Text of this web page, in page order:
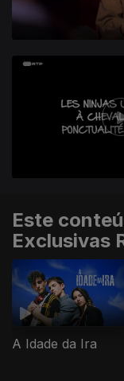
865128
Este
Exclusivas
A Idade da Ira